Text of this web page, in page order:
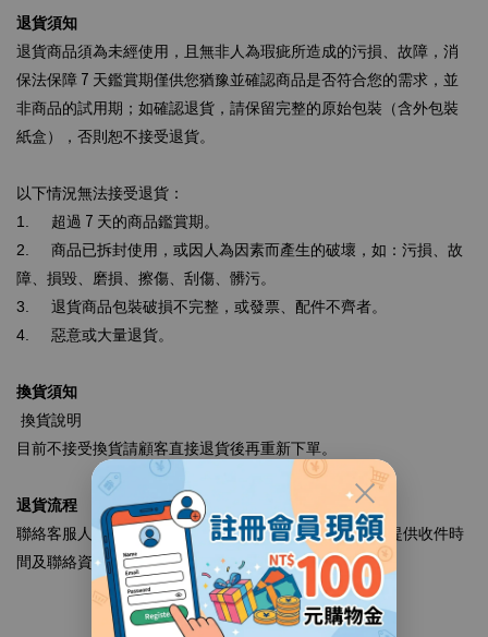
退貨須知
退貨商品須為未經使用，且無非人為瑕疵所造成的污損、故障，消
保法保障 7 天鑑賞期僅供您猶豫並確認商品是否符合您的需求，並
非商品的試用期；如確認退貨，請保留完整的原始包裝（含外包裝
紙盒），否則恕不接受退貨。
以下情況無法接受退貨：
1. 超過 7 天的商品鑑賞期。
2. 商品已拆封使用，或因人為因素而產生的破壞，如：污損、故
障、損毀、磨損、擦傷、刮傷、髒污。
3. 退貨商品包裝破損不完整，或發票、配件不齊者。
4. 惡意或大量退貨。
換貨須知
換貨說明
目前不接受換貨請顧客直接退貨後再重新下單。
退貨流程
聯絡客服人員→ 確認可換貨 →準備完整商品及發票→
提供收件時
間及聯絡資訊、地址→將由我端委託之物流進行回收。
×